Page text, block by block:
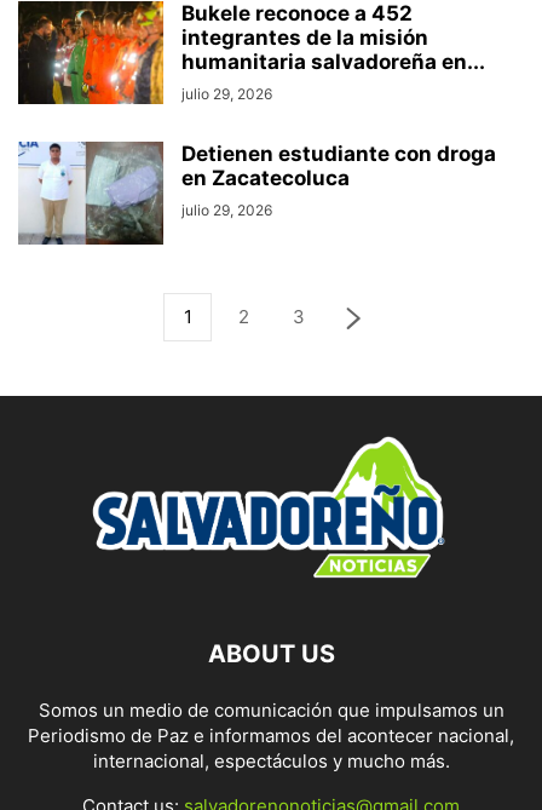
Bukele reconoce a 452
integrantes de la misión
humanitaria salvadoreña en...
julio 29, 2026
Detienen estudiante con droga
en Zacatecoluca
julio 29, 2026
1 2 3
ABOUT US
Somos un medio de comunicación que impulsamos un
Periodismo de Paz e informamos del acontecer nacional,
internacional, espectáculos y mucho más.